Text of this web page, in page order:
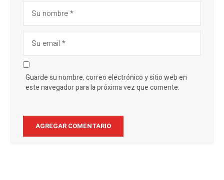
Guarde su nombre, correo electrónico y sitio web en
este navegador para la próxima vez que comente.